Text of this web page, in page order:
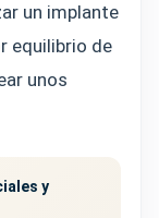
un implante
equilibrio de
unos
y